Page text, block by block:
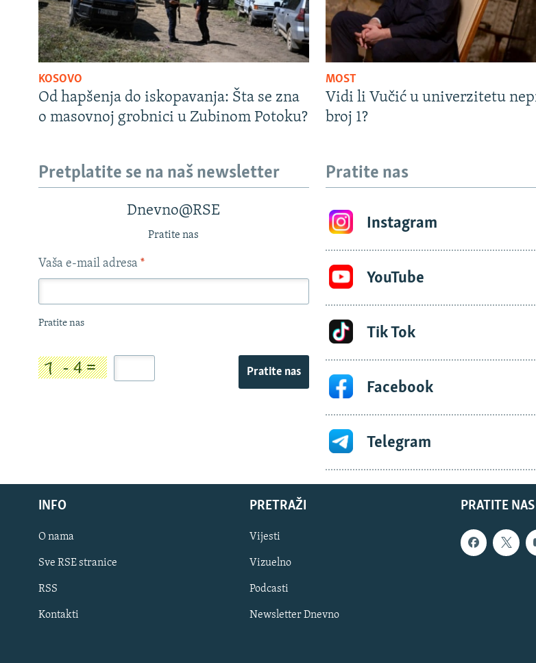
KOSOVO
Od hapšenja do iskopavanja: Šta se zna
o masovnoj grobnici u Zubinom Potoku?
MOST
Vidi li Vučić u univerzitetu
broj 1?
Pretplatite se na naš newsletter
Dnevno@RSE
Pratite nas
Vaša e-mail adresa *
Pratite nas
Pratite nas
Pratite nas
Instagram
YouTube
Tik Tok
Facebook
Telegram
PRATITE NAS
INFO
O nama
Sve RSE stranice
RSS
Kontakti
PRETRAŽI
Vijesti
Vizuelno
Podcasti
Newsletter Dnevno